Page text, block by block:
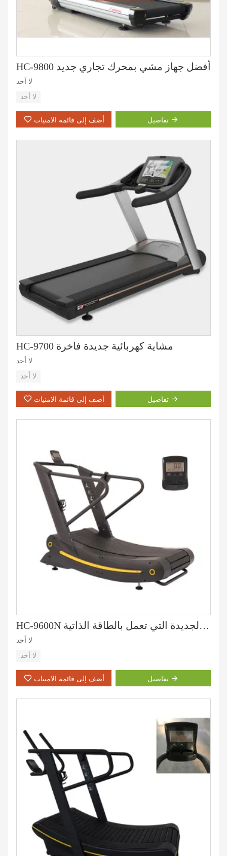
HC-9800 أفضل جهاز مشي بمحرك تجاري جديد
لا أحد
لا أحد
أضف إلى قائمة الامنيات تفاصيل
HC-9700 مشاية كهربائية جديدة فاخرة
لا أحد
لا أحد
أضف إلى قائمة الامنيات تفاصيل
HC-9600N المشاية الكهربائية الجديدة التي تعمل بالطاقة الذاتية
لا أحد
لا أحد
أضف إلى قائمة الامنيات تفاصيل